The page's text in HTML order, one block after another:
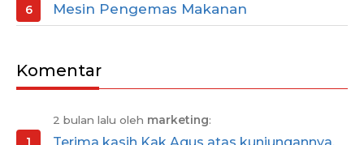
Mesin Pengemas Makanan
Komentar
2 bulan lalu oleh marketing: